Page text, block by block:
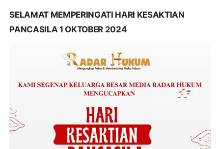
SELAMAT MEMPERINGATI HARI KESAKTIAN
PANCASILA 1 OKTOBER 2024